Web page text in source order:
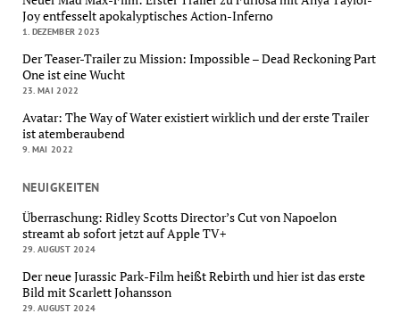
Joy entfesselt apokalyptisches Action-Inferno
1. DEZEMBER 2023
Der Teaser-Trailer zu Mission: Impossible – Dead Reckoning Part
One ist eine Wucht
23. MAI 2022
Avatar: The Way of Water existiert wirklich und der erste Trailer
ist atemberaubend
9. MAI 2022
NEUIGKEITEN
Überraschung: Ridley Scotts Director’s Cut von Napoelon
streamt ab sofort jetzt auf Apple TV+
29. AUGUST 2024
Der neue Jurassic Park-Film heißt Rebirth und hier ist das erste
Bild mit Scarlett Johansson
29. AUGUST 2024